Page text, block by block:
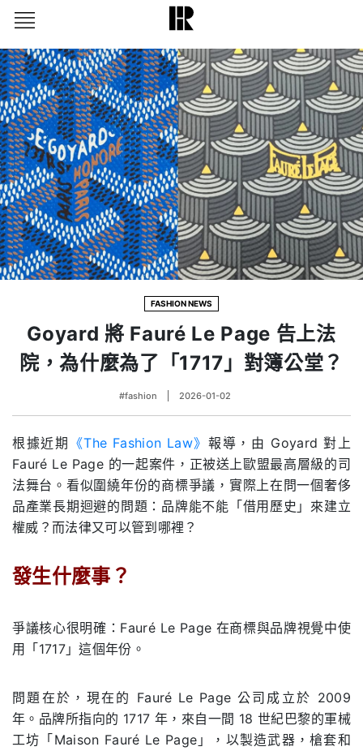
FASHION NEWS
Goyard 將 Fauré Le Page 告上法
院，為什麼為了「1717」對簿公堂？
#fashion 2026-01-02
根據近期 《The Fashion Law》 報導，由 Goyard 對上
Fauré Le Page 的一起案件，正被送上歐盟最高層級的司
法舞台。看似圍繞年份的商標爭議，實際上在問一個奢侈
品產業長期迴避的問題：品牌能不能「借用歷史」來建立
權威？而法律又可以管到哪裡？
發生什麼事？
爭議核心很明確：Fauré Le Page 在商標與品牌視覺中使
用「1717」這個年份。
問題在於，現在的 Fauré Le Page 公司成立於 2009
年。品牌所指向的 1717 年，來自一間 18 世紀巴黎的軍械
工坊「Maison Fauré Le Page」，以製造武器，槍套和